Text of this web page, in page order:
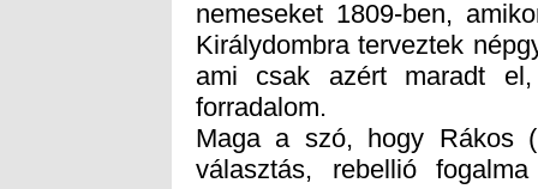
forradalom.
Maga a szó, hogy Rákos
választás, rebellió
nyelvben. A felvilágosodás